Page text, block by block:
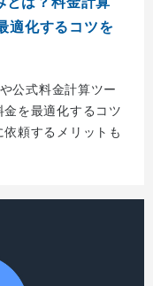
適化するコツを
公式料金計算ツー
を最適化するコツ
頼するメリットも